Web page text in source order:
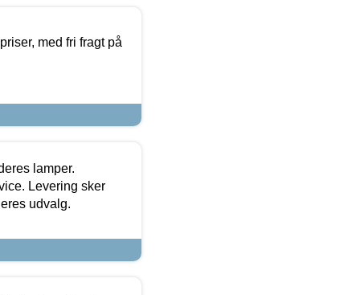
med fri fragt på
lamper.
Levering sker
udvalg.